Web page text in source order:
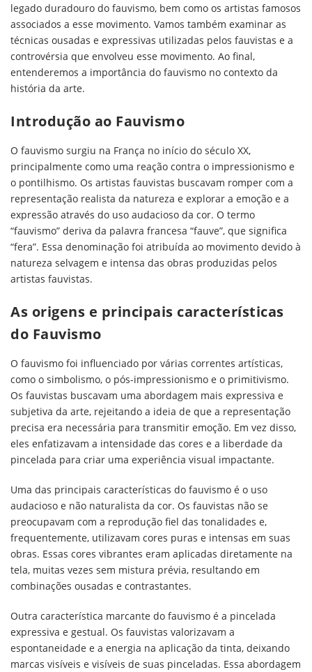
legado duradouro do fauvismo, bem como os artistas famosos
associados a esse movimento. Vamos também examinar as
técnicas ousadas e expressivas utilizadas pelos fauvistas e a
controvérsia que envolveu esse movimento. Ao final,
entenderemos a importância do fauvismo no contexto da
história da arte.
Introdução ao Fauvismo
O fauvismo surgiu na França no início do século XX,
principalmente como uma reação contra o impressionismo e
o pontilhismo. Os artistas fauvistas buscavam romper com a
representação realista da natureza e explorar a emoção e a
expressão através do uso audacioso da cor. O termo
“fauvismo” deriva da palavra francesa “fauve”, que significa
“fera”. Essa denominação foi atribuída ao movimento devido à
natureza selvagem e intensa das obras produzidas pelos
artistas fauvistas.
As origens e principais características
do Fauvismo
O fauvismo foi influenciado por várias correntes artísticas,
como o simbolismo, o pós-impressionismo e o primitivismo.
Os fauvistas buscavam uma abordagem mais expressiva e
subjetiva da arte, rejeitando a ideia de que a representação
precisa era necessária para transmitir emoção. Em vez disso,
eles enfatizavam a intensidade das cores e a liberdade da
pincelada para criar uma experiência visual impactante.
Uma das principais características do fauvismo é o uso
audacioso e não naturalista da cor. Os fauvistas não se
preocupavam com a reprodução fiel das tonalidades e,
frequentemente, utilizavam cores puras e intensas em suas
obras. Essas cores vibrantes eram aplicadas diretamente na
tela, muitas vezes sem mistura prévia, resultando em
combinações ousadas e contrastantes.
Outra característica marcante do fauvismo é a pincelada
expressiva e gestual. Os fauvistas valorizavam a
espontaneidade e a energia na aplicação da tinta, deixando
marcas visíveis e visíveis de suas pinceladas. Essa abordagem